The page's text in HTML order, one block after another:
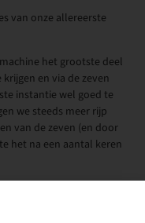
van onze allereerste
het grootste deel
en via de zeven
instantie wel goed te
we steeds meer rijp
van de zeven (en door
het na een aantal keren
zijn er nog niet. Het